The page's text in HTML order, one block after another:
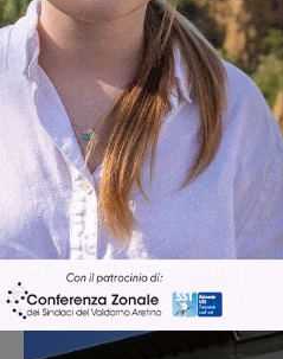
Articolo precedente
La squadra maschile della
polisportiva “Galli” non prenderà
parte al prossimo campionato di
Divisione regionale 1
Ultime Notizie